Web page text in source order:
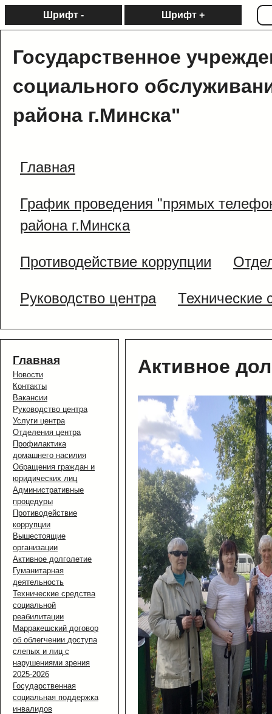
Шрифт - Шрифт +
Государственное
социального
района г.Минска"
Главная
График проведения "прямых
района г.Минска
Противодействие коррупции
Руководство центра Технические
Главная
Новости
Контакты
Вакансии
Руководство центра
Услуги центра
Отделения центра
Профилактика
домашнего насилия
Обращения граждан и
юридических лиц
Административные
процедуры
Противодействие
коррупции
Вышестоящие
организации
Активное долголетие
Гуманитарная
деятельность
Технические средства
социальной
реабилитации
Марракешский договор
об облегчении доступа
слепых и лиц с
нарушениями зрения
2025-2026
Государственная
социальная поддержка
инвалидов
Активное